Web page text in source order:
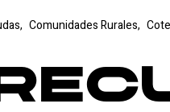
Comunidades Rurales,